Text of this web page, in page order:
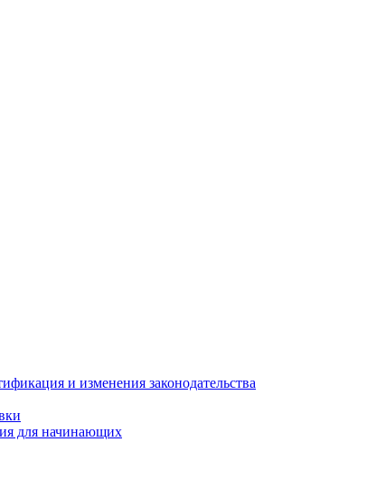
и изменения законодательства
для начинающих